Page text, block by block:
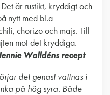
är rustikt, kryddigt och
nytt med bl.a
chorizo och majs. Till
mot det kryddiga.
Walldéns recept
det genast vattnas i
på hög syra. Både